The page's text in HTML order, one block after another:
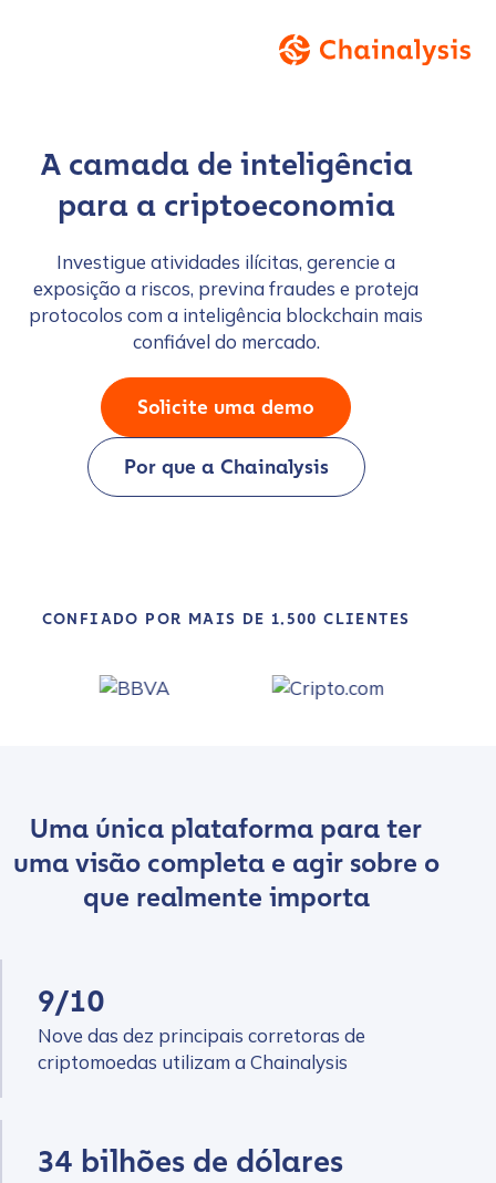
A camada de inteligência
para a criptoeconomia
Investigue atividades ilícitas, gerencie a
exposição a riscos, previna fraudes e proteja
protocolos com a inteligência blockchain mais
confiável do mercado.
Solicite uma demo
Por que a Chainalysis
CONFIADO POR MAIS DE 1.500 CLIENTES
Uma única plataforma para ter
uma visão completa e agir sobre o
que realmente importa
9/10
Nove das dez principais corretoras de
criptomoedas utilizam a Chainalysis
34 bilhões de dólares